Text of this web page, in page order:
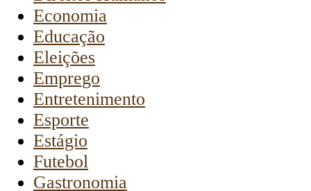
Economia
Educação
Eleições
Emprego
Entretenimento
Esporte
Estágio
Futebol
Gastronomia